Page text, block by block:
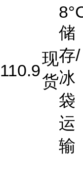
110.9
现
货
储
存/
冰
袋
运
输